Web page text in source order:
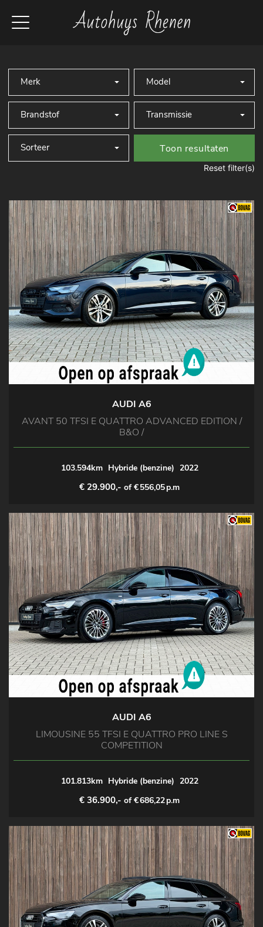
Toon resultaten
Reset filter(s)
AUDI A6
AVANT 50 TFSI E QUATTRO ADVANCED EDITION /
B&O /
103.594km Hybride (benzine) 2022
€ 29.900,- of €556,05p.m
AUDI A6
LIMOUSINE 55 TFSI E QUATTRO PRO LINE S
COMPETITION
101.813km Hybride (benzine) 2022
€ 36.900,- of €686,22p.m